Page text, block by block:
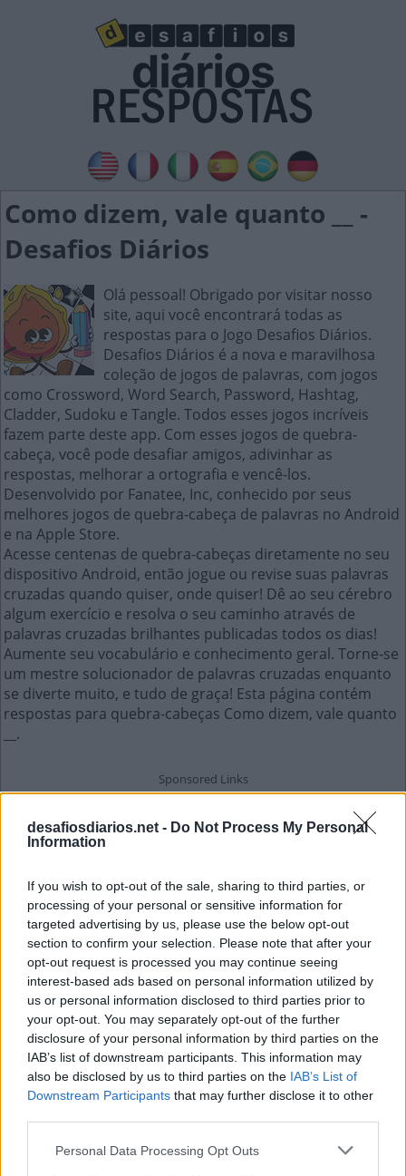
desafiosdiarios.net - Do Not Process My Personal
Information
If you wish to opt-out of the sale, sharing to third parties, or
processing of your personal or sensitive information for
targeted advertising by us, please use the below opt-out
section to confirm your selection. Please note that after your
opt-out request is processed you may continue seeing
interest-based ads based on personal information utilized by
us or personal information disclosed to third parties prior to
your opt-out. You may separately opt-out of the further
disclosure of your personal information by third parties on the
IAB’s list of downstream participants. This information may
also be disclosed by us to third parties on the IAB’s List of
Downstream Participants that may further disclose it to other
Personal Data Processing Opt Outs
Como dizem, vale quanto __ -
Desafios Diários
Olá pessoal! Obrigado por visitar nosso
site, aqui você encontrará todas as
respostas para o Jogo Desafios Diários.
Desafios Diários é a nova e maravilhosa
coleção de jogos de palavras, com jogos
como Crossword, Word Search, Password, Hashtag,
Cladder, Sudoku e Tangle. Todos esses jogos incríveis
fazem parte deste app. Com esses jogos de quebra-
cabeça, você pode desafiar amigos, adivinhar as
respostas, melhorar a ortografia e vencê-los.
Desenvolvido por Fanatee, Inc, conhecido por seus
melhores jogos de quebra-cabeça de palavras no Android
e na Apple Store.
Acesse centenas de quebra-cabeças diretamente no seu
dispositivo Android, então jogue ou revise suas palavras
cruzadas quando quiser, onde quiser! Dê ao seu cérebro
algum exercício e resolva o seu caminho através de
palavras cruzadas brilhantes publicadas todos os dias!
Aumente seu vocabulário e conhecimento geral. Torne-se
um mestre solucionador de palavras cruzadas enquanto
se diverte muito, e tudo de graça! Esta página contém
respostas para quebra-cabeças Como dizem, vale quanto
__.